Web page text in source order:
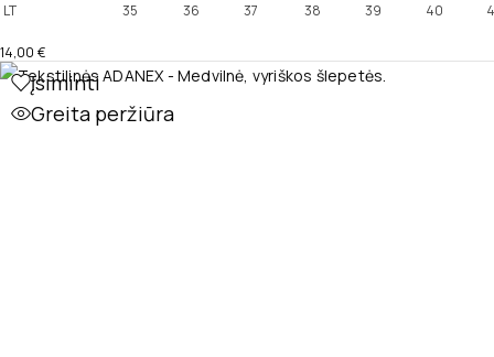
LT
35 36 37 38 39 40
14,00 €
Įsiminti
Greita peržiūra